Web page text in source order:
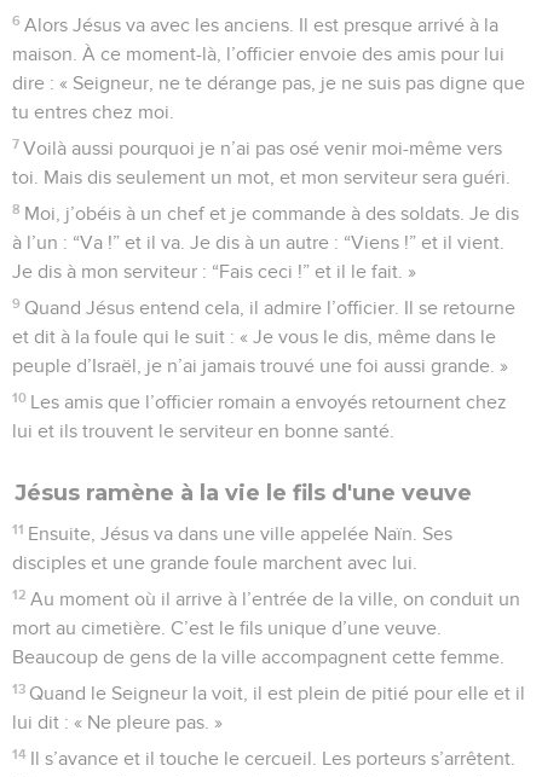
6 Alors Jésus va avec les anciens. Il est presque arrivé à la
maison. À ce moment-là, l’officier envoie des amis pour lui
dire : « Seigneur, ne te dérange pas, je ne suis pas digne que
tu entres chez moi.
7 Voilà aussi pourquoi je n’ai pas osé venir moi-même vers
toi. Mais dis seulement un mot, et mon serviteur sera guéri.
8 Moi, j’obéis à un chef et je commande à des soldats. Je dis
à l’un : “Va !” et il va. Je dis à un autre : “Viens !” et il vient.
Je dis à mon serviteur : “Fais ceci !” et il le fait. »
9 Quand Jésus entend cela, il admire l’officier. Il se retourne
et dit à la foule qui le suit : « Je vous le dis, même dans le
peuple d’Israël, je n’ai jamais trouvé une foi aussi grande. »
10 Les amis que l’officier romain a envoyés retournent chez
lui et ils trouvent le serviteur en bonne santé.
Jésus ramène à la vie le fils d'une veuve
11 Ensuite, Jésus va dans une ville appelée Naïn. Ses
disciples et une grande foule marchent avec lui.
12 Au moment où il arrive à l’entrée de la ville, on conduit un
mort au cimetière. C’est le fils unique d’une veuve.
Beaucoup de gens de la ville accompagnent cette femme.
13 Quand le Seigneur la voit, il est plein de pitié pour elle et il
lui dit : « Ne pleure pas. »
14 Il s’avance et il touche le cercueil. Les porteurs s’arrêtent.